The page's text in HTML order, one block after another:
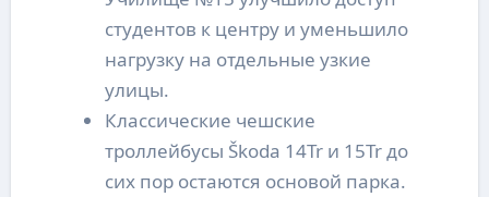
студентов к центру и уменьшило
нагрузку на отдельные узкие
улицы.
Классические чешские
троллейбусы Škoda 14Tr и 15Tr до
сих пор остаются основой парка.